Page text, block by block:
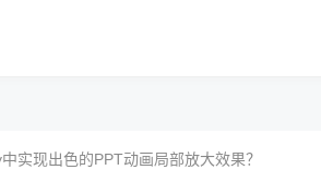
实现出色的PPT动画局部放大效果？